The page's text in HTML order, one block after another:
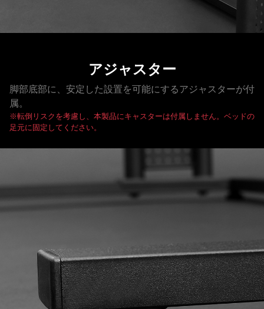
アジャスター
脚部底部に、安定した設置を可能にするアジャスターが付
属。
※転倒リスクを考慮し、本製品にキャスターは付属しません。ベッドの
足元に固定してください。